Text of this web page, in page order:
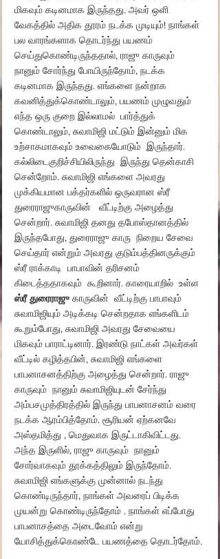
மிகவும் கடினமாக இருந்தது. அவர் ஒளி
வேகத்தில் அதிக தூரம் நடக்க முடியும்! நாங்கள்
பல வாரங்களாக தொடர்ந்து பயணம்
செய்துகொண்டிருந்ததால், ராஜு காருவும்
நானும் சோர்ந்து போயிருந்தோம், நடக்க
கடினமாக இருந்தது. எங்களை நன்றாக
கவனித்துக்கொண்டாலும், பயணம் முழுவதும்
எந்த ஒரு குறை இல்லாமல்  பார்த்துக்
கொண்டாலும், சுவாமிஜி மட்டும் இன்னும் மிக
உற்சாகமாகவும் உவைகையோடும்  இருந்தார்.
கல்லிடைகுறிச்சியிலிருந்து  இருந்து தென்காசி
சென்றோம். சுவாமிஜி எங்களை அவரது
முக்கியமான பக்தர்களில் ஒருவரான ஸ்ரீ
துரைராஜுகாருவின்   வீட்டிற்கு அழைத்து
சென்றார். சுவாமிஜி தனது தபோஸ்தானத்தில்
இருந்தபோது, ​​துரைராஜு காரு  நிறைய சேவை
செய்தார் என்றும் அவரது குடும்பத்தினருக்கும்
ஸ்ரீ ராக்காடி  பாபாவின் தரிசனம்
கிடைத்ததாகவும்  கூறினார். காரையாறில்  உள்ள
ஸ்ரீ துரைராஜு காருவின்  வீட்டிற்கு பாபாவும்
சுவாமிஜியும் அடிக்கடி சென்றதாக எங்களிடம்
கூறும்போது, ​​சுவாமிஜி அவரது சேவையை
மிகவும் பாராட்டினார். இரண்டு நாட்கள் அவர்கள்
வீட்டில் கழித்தபின், சுவாமிஜி எங்களை
பாபனாசனத்திற்கு அழைத்து சென்றார். ராஜு
காருவும்  நானும் சுவாமிஜியுடன் சேர்ந்து
அம்பசமுத்திரத்தில் இருந்து பாபனாசனம் வரை
நடக்க ஆரம்பித்தோம். சூரியன் ஏற்கனவே
அஸ்தமித்து , மெதுவாக இருட்டாகிவிட்டது.
அந்த இருளில், ராஜு காருவும்  நானும்
சோர்வாகவும் தூக்கத்திலும் இருந்தோம்.
சுவாமிஜி எங்களுக்கு முன்னால் நடந்து
கொண்டிருந்தார், நாங்கள் அவரைப் பிடிக்க
முயன்று கொண்டிருந்தோம் . ​​நாங்கள் எப்போது
பாபனாசத்தை அடைவோம் என்று
யோசித்துக்கொண்டே பயணத்தை தொடர்தோம்.